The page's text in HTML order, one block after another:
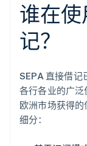
谁在使
记？
SEPA 直接借记
各行各业的广
欧洲市场获得
细分：